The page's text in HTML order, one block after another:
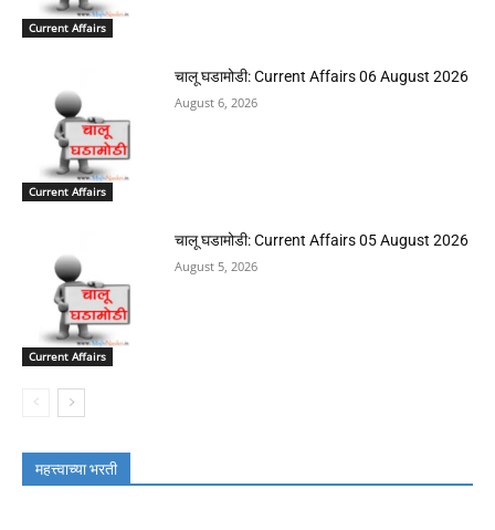
Current Affairs
Current Affairs
चालू घडामोडी: Current Affairs 06 August 2026
August 6, 2026
Current Affairs
चालू घडामोडी: Current Affairs 05 August 2026
August 5, 2026
महत्त्वाच्या भरती